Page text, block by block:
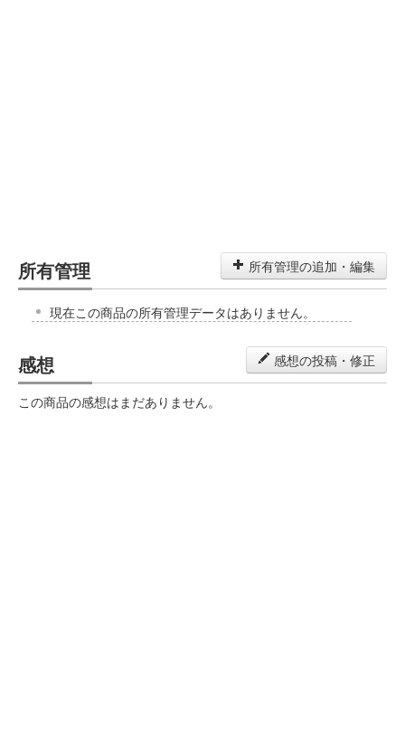
所有管理 所有管理の追加・編集
現在この商品の所有管理データはありません。
感想 感想の投稿・修正
この商品の感想はまだありません。